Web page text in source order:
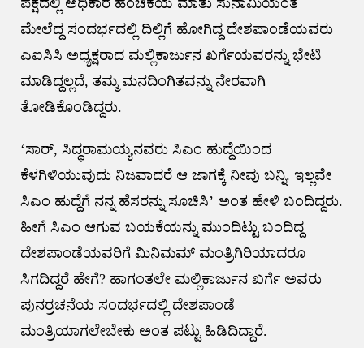
ಪಕ್ಷದಲ್ಲಿ ಅಧಿಕಾರ ಹಂಚಿಕೆಯ ಮಾತು ಸುನಾಮಿಯಂತೆ
ಮೇಲೆದ್ದ ಸಂದರ್ಭದಲ್ಲಿ ದಿಲ್ಲಿಗೆ ಹೋಗಿದ್ದ ದೇಶಪಾಂಡೆಯವರು
ಎಐಸಿಸಿ ಅಧ್ಯಕ್ಷರಾದ ಮಲ್ಲಿಕಾರ್ಜುನ ಖರ್ಗೆಯವರನ್ನು ಭೇಟಿ
ಮಾಡಿದ್ದಲ್ಲದೆ, ತಮ್ಮ ಮನದಿಂಗಿತವನ್ನು ನೇರವಾಗಿ
ತೋಡಿಕೊಂಡಿದ್ದರು.
‘ಸಾರ್, ಸಿದ್ಧರಾಮಯ್ಯನವರು ಸಿಎಂ ಹುದ್ದೆಯಿಂದ
ಕೆಳಗಿಳಿಯುವುದು ನಿಜವಾದರೆ ಆ ಜಾಗಕ್ಕೆ ನೀವು ಬನ್ನಿ. ಇಲ್ಲವೇ
ಸಿಎಂ ಹುದ್ದೆಗೆ ನನ್ನ ಹೆಸರನ್ನು ಸೂಚಿಸಿ’ ಅಂತ ಹೇಳಿ ಬಂದಿದ್ದರು.
ಹೀಗೆ ಸಿಎಂ ಆಗುವ ಬಯಕೆಯನ್ನು ಮುಂದಿಟ್ಟು ಬಂದಿದ್ದ
ದೇಶಪಾಂಡೆಯವರಿಗೆ ಮಿನಿಮಮ್ ಮಂತ್ರಿಗಿರಿಯಾದರೂ
ಸಿಗದಿದ್ದರೆ ಹೇಗೆ? ಹಾಗಂತಲೇ ಮಲ್ಲಿಕಾರ್ಜುನ ಖರ್ಗೆ ಅವರು
ಪುನರ್ರಚನೆಯ ಸಂದರ್ಭದಲ್ಲಿ ದೇಶಪಾಂಡೆ
ಮಂತ್ರಿಯಾಗಲೇಬೇಕು ಅಂತ ಪಟ್ಟು ಹಿಡಿದಿದ್ದಾರೆ.